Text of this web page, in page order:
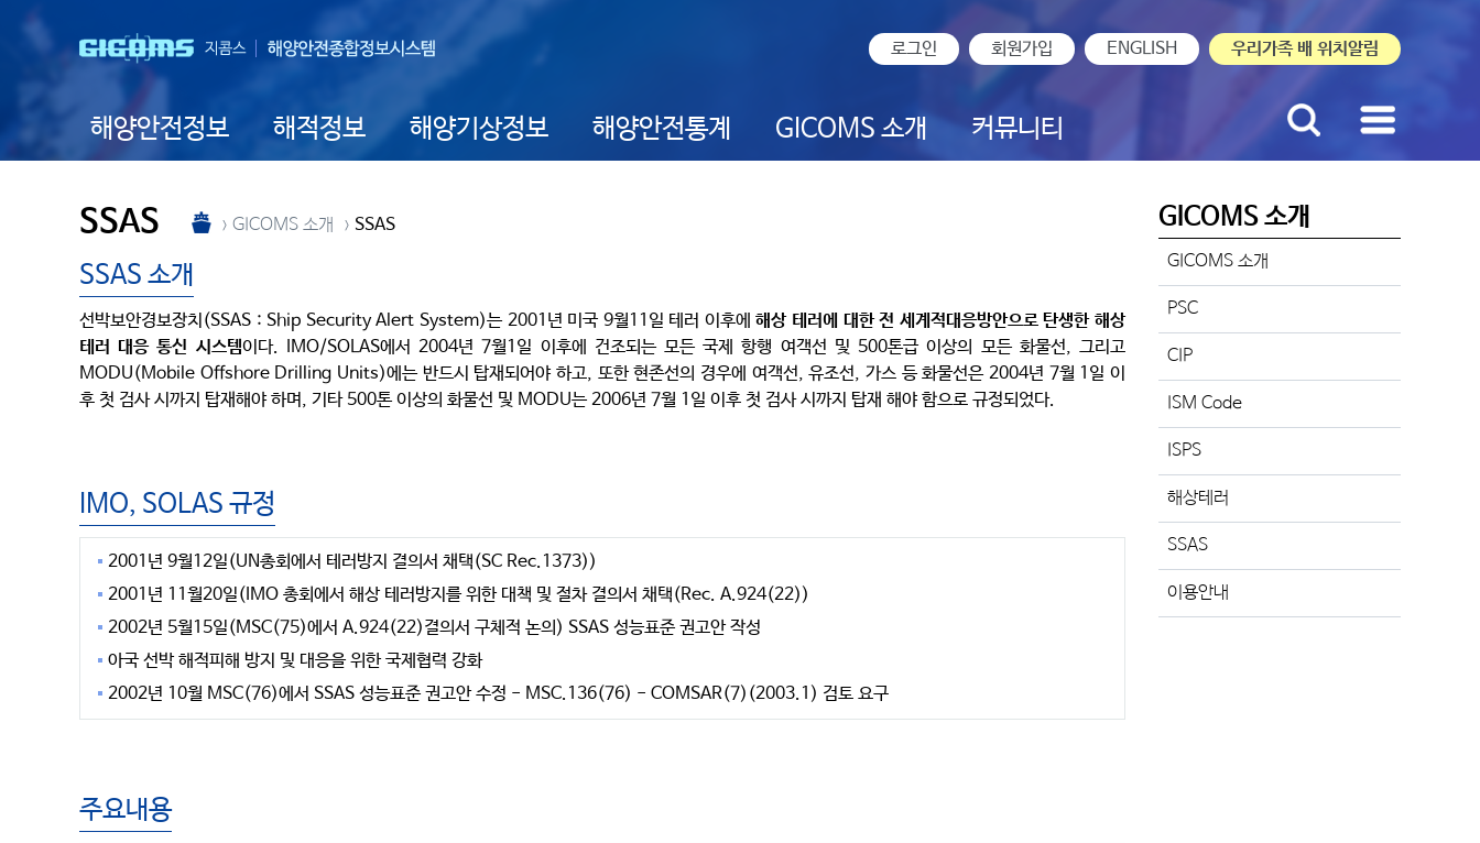
로그인 회원가입 ENGLISH 우리가족 배 위치알림
해양안전정보 해적정보 해양기상정보 해양안전통계 GICOMS 소개 커뮤니티
SSAS GICOMS 소개 SSAS
SSAS 소개
선박보안경보장치(SSAS : Ship Security Alert System)는 2001년 미국 9월11일 테러 이후에해상 테러에 대한 전 세계적대응방안으로 탄생한 해상
테러 대응 통신 시스템이다. IMO/SOLAS에서 2004년 7월1일 이후에 건조되는 모든 국제 항행 여객선 및 500톤급 이상의 모든 화물선, 그리고
MODU(Mobile Offshore Drilling Units)에는 반드시 탑재되어야 하고, 또한 현존선의 경우에 여객선, 유조선, 가스 등 화물선은 2004년 7월 1일 이
후 첫 검사 시까지 탑재해야 하며, 기타 500톤 이상의 화물선 및 MODU는 2006년 7월 1일 이후 첫 검사 시까지 탑재 해야 함으로 규정되었다.
IMO, SOLAS 규정
2001년 9월12일(UN총회에서 테러방지 결의서 채택(SC Rec.1373))
2001년 11월20일(IMO 총회에서 해상 테러방지를 위한 대책 및 절차 결의서 채택(Rec. A.924(22))
2002년 5월15일(MSC(75)에서 A.924(22)결의서 구체적 논의) SSAS 성능표준 권고안 작성
아국 선박 해적피해 방지 및 대응을 위한 국제협력 강화
2002년 10월 MSC(76)에서 SSAS 성능표준 권고안 수정 - MSC.136(76) - COMSAR(7)(2003.1) 검토 요구
주요내용
GICOMS 소개
GICOMS 소개
PSC
CIP
ISM Code
ISPS
해상테러
SSAS
이용안내